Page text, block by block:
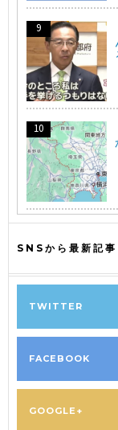
SNSから最新記事
TWITTER
FACEBOOK
GOOGLE+